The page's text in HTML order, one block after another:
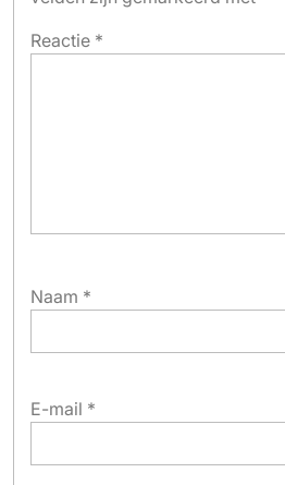
Reactie *
Naam *
E-mail *